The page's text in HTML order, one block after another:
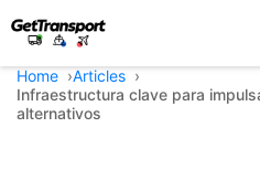
Home
Articles
Infraestructura clave para
alternativos